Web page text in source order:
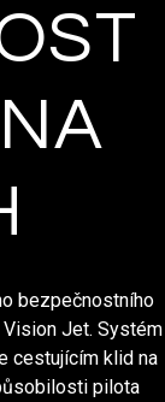
bezpečnostního
Jet. Systém
cestujícím klid na
pilota